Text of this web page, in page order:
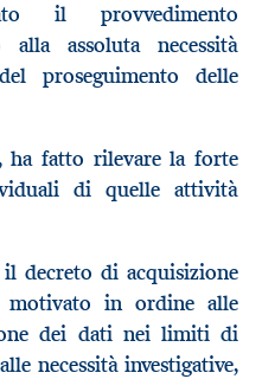
il provvedimento
assoluta necessità
proseguimento delle
ha fatto rilevare la forte
di quelle attività
decreto di acquisizione
motivato in ordine alle
dei dati nei limiti di
necessità investigative,